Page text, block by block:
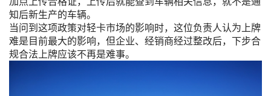
知后新生产的车辆。
当问到这项政策对轻卡市场的影响时，这位负责人认为上牌
难是目前最大的影响，但企业、经销商经过整改后，下步合
规合法上牌应该不再是难事。